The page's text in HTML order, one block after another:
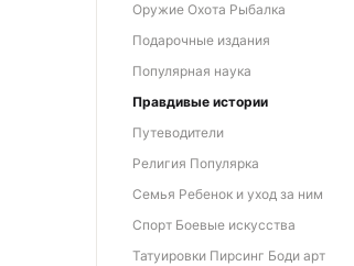
Оружие Охота Рыбалка
Подарочные издания
Популярная наука
Правдивые истории
Путеводители
Религия Популярка
Семья Ребенок и уход за ним
Спорт Боевые искусства
Татуировки Пирсинг Боди арт